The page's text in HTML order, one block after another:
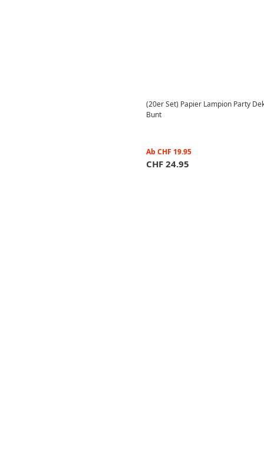
(20er Set) Papier Lampion Party
Bunt
Ab CHF 19.95
CHF 24.95